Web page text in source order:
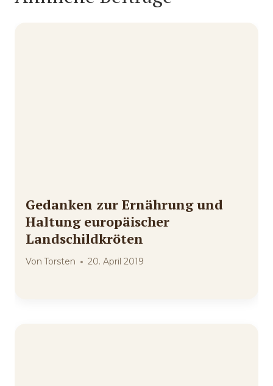
Gedanken zur Ernährung und
Haltung europäischer
Landschildkröten
Von Torsten 20. April 2019